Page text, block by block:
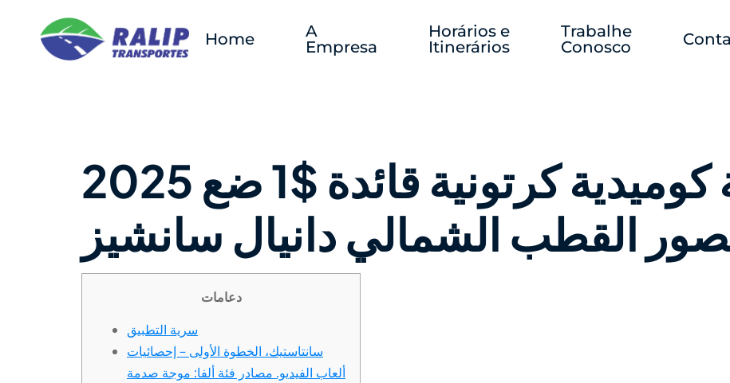
Home
A
Empresa
Horários e
Itinerários
Trabalhe
Conosco
أكثر فرقة كوميدية كرتونية قائدة $1 ضع 2025
القطب الشمالي دانيال سانشيز
دعامات
سرية التطبيق
سانتاستيك، الخطوة الأولى – إحصائيات
ألعاب الفيديو. مصادر فئة ألفا: موجة صدمة